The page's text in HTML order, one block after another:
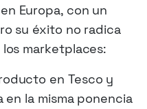
en Europa, con un
su éxito no radica
marketplaces:
en Tesco y
en la misma ponencia